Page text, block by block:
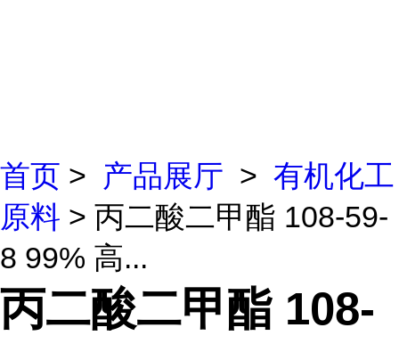
首页 > 产品展厅 > 有机化工
原料 > 丙二酸二甲酯 108-59-
8 99% 高...
丙二酸二甲酯 108-